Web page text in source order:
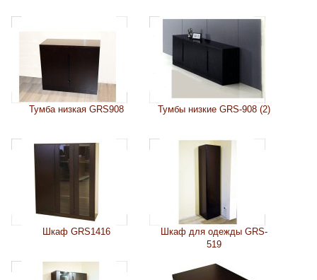
Тумба низкая GRS908 Тумбы низкие GRS-908 (2)
Шкаф GRS1416
Шкаф для одежды GRS-
519